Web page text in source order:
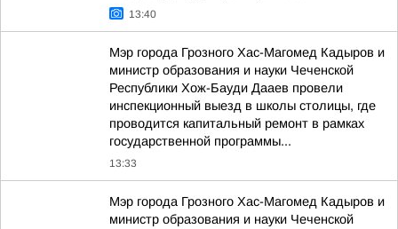
13:40
Мэр города Грозного Хас-Магомед Кадыров и
министр образования и науки Чеченской
Республики Хож-Бауди Дааев провели
инспекционный выезд в школы столицы, где
проводится капитальный ремонт в рамках
государственной программы...
13:33
Мэр города Грозного Хас-Магомед Кадыров и
министр образования и науки Чеченской